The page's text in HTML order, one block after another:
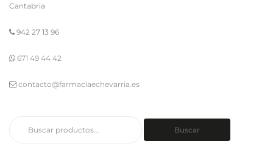
Cantabria
942 27 13 96
671 49 44 42
contacto@farmaciaechevarria.es
Buscar